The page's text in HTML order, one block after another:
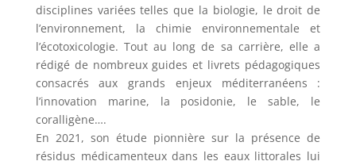
disciplines variées telles que la biologie, le droit de
l’environnement, la chimie environnementale et
l’écotoxicologie. Tout au long de sa carrière, elle a
rédigé de nombreux guides et livrets pédagogiques
consacrés aux grands enjeux méditerranéens :
l’innovation marine, la posidonie, le sable, le
coralligène….
En 2021, son étude pionnière sur la présence de
résidus médicamenteux dans les eaux littorales lui